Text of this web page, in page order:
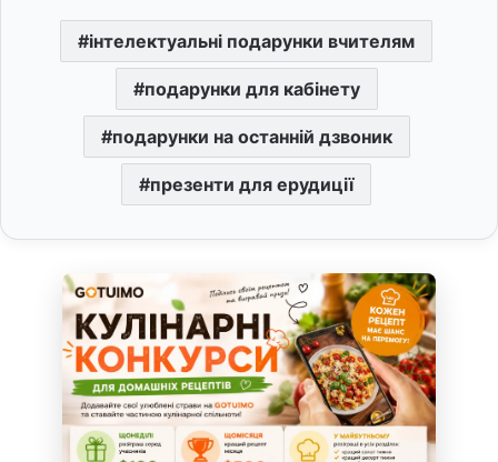
інтелектуальні подарунки вчителям
подарунки для кабінету
подарунки на останній дзвоник
презенти для ерудиції